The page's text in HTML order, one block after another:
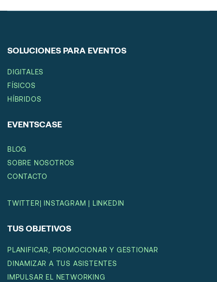
SOLUCIONES PARA EVENTOS
DIGITALES
FÍSICOS
HÍBRIDOS
EVENTSCASE
BLOG
SOBRE NOSOTROS
CONTACTO
TWITTER| INSTAGRAM | LINKEDIN
TUS OBJETIVOS
PLANIFICAR, PROMOCIONAR Y GESTIONAR
DINAMIZAR A TUS ASISTENTES
IMPULSAR EL NETWORKING